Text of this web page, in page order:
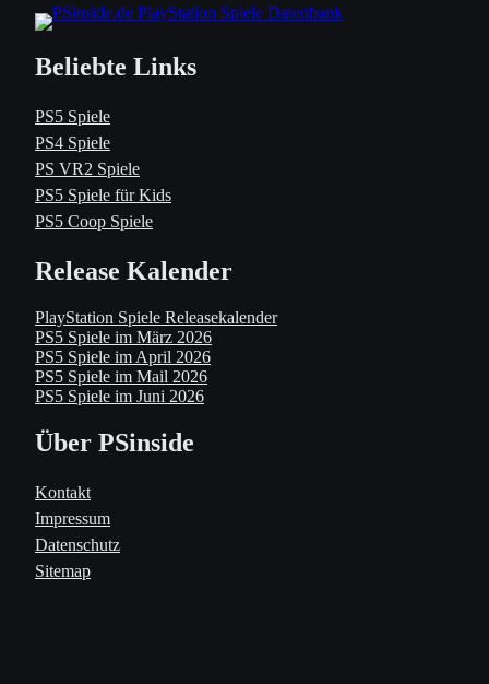
Beliebte Links
PS5 Spiele
PS4 Spiele
PS VR2 Spiele
PS5 Spiele für Kids
PS5 Coop Spiele
Release Kalender
PlayStation Spiele Releasekalender
PS5 Spiele im März 2026
PS5 Spiele im April 2026
PS5 Spiele im Mail 2026
PS5 Spiele im Juni 2026
Über PSinside
Kontakt
Impressum
Datenschutz
Sitemap